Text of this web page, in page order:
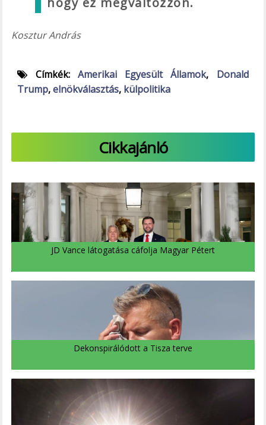
Kosztur András
Címkék: Amerikai Egyesült Államok, Donald
Trump,elnökválasztás, külpolitika
Cikkajánló
JD Vance látogatása cáfolja Magyar Pétert
Dekonspirálódott a Tisza terve